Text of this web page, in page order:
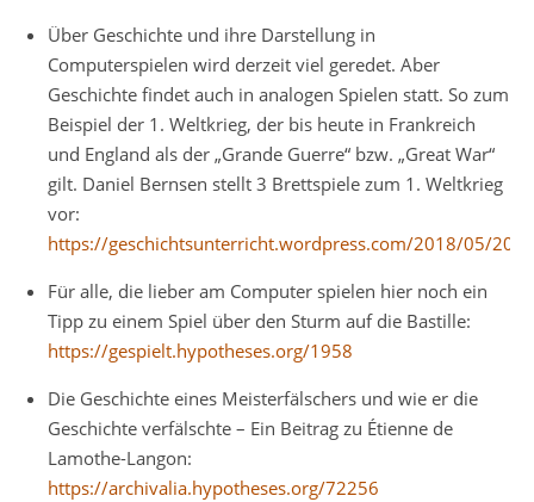
Über Geschichte und ihre Darstellung in
Computerspielen wird derzeit viel geredet. Aber
Geschichte findet auch in analogen Spielen statt. So zum
Beispiel der 1. Weltkrieg, der bis heute in Frankreich
und England als der „Grande Guerre“ bzw. „Great War“
gilt. Daniel Bernsen stellt 3 Brettspiele zum 1. Weltkrieg
vor:
https://geschichtsunterricht.wordpress.com/2018/05/20/
Für alle, die lieber am Computer spielen hier noch ein
Tipp zu einem Spiel über den Sturm auf die Bastille:
https://gespielt.hypotheses.org/1958
Die Geschichte eines Meisterfälschers und wie er die
Geschichte verfälschte – Ein Beitrag zu Étienne de
Lamothe-Langon:
https://archivalia.hypotheses.org/72256